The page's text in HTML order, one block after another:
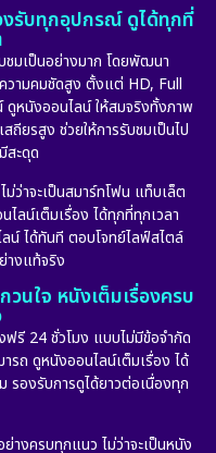
รับทุกอุปกรณ์ ดูได้ทุกที่
ชมเป็นอย่างมาก โดยพัฒนา
วามคมชัดสูง ตั้งแต่ HD, Full
หนังออนไลน์ ให้สมจริงทั้งภาพ
ถียรสูง ช่วยให้การรับชมเป็นไป
สะดุด
าจะเป็นสมาร์ทโฟน แท็บเล็ต
ลน์เต็มเรื่อง ได้ทุกที่ทุกเวลา
น์ ได้ทันที ตอบโจทย์ไลฟ์สไตล์
างแท้จริง
นใจ หนังเต็มเรื่องครบ
รี 24 ชั่วโมง แบบไม่มีข้อจำกัด
รถ ดูหนังออนไลน์เต็มเรื่อง ได้
รองรับการดูได้ยาวต่อเนื่องทุก
งครบทุกแนว ไม่ว่าจะเป็นหนัง